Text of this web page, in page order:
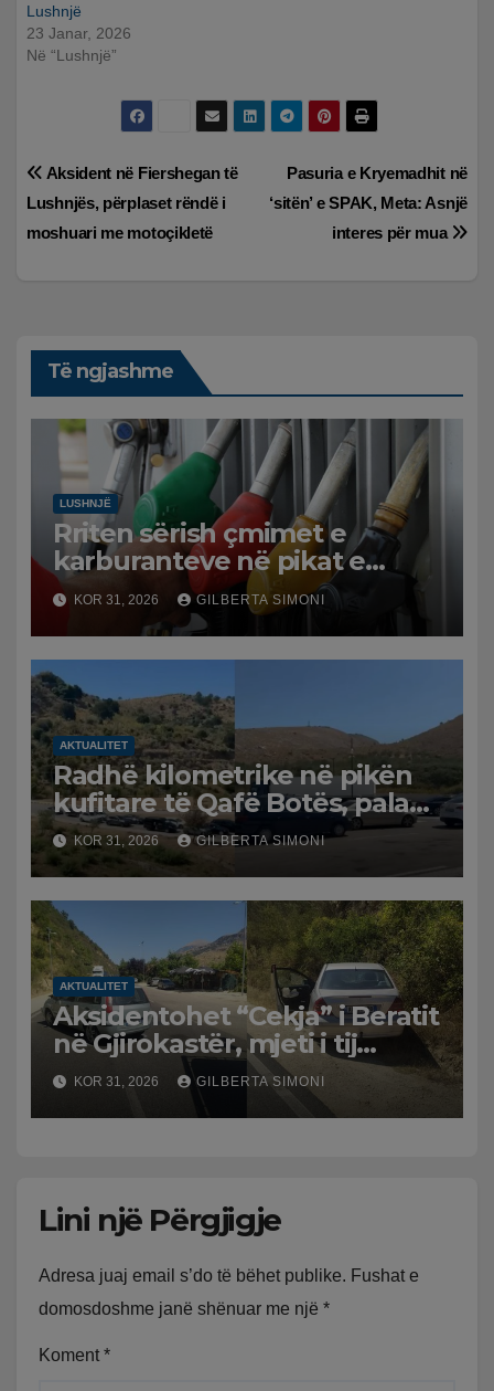
Lushnjë
23 Janar, 2026
Në “Lushnjë”
Lëvizje
te
Pasuria e Kryemadhit në
‘sitën’ e SPAK, Meta: Asnjë
interes për mua
Aksident në Fiershegan të
Lushnjës, përplaset rëndë i
moshuari me motoçikletë
Të ngjashme
LUSHNJË
Rriten sërish çmimet e
karburanteve në pikat e
karburanteve në Lushnjë.
Tensionet në Lindjen e
Mesme shtrenjtojnë naftën
dhe benzinën në vend
KOR 31, 2026 GILBERTA SIMONI
AKTUALITET
Radhë kilometrike në pikën
kufitare të Qafë Botës, pala
greke raporton defekt në
sistem, qytetarët mbeten të
bllokuar
KOR 31, 2026 GILBERTA SIMONI
AKTUALITET
Aksidentohet “Cekja” i Beratit
në Gjirokastër, mjeti i tij
përplaset me atë të klerikut
bektashian
KOR 31, 2026 GILBERTA SIMONI
Lini një Përgjigje
Adresa juaj email s’do të bëhet publike. Fushat e
domosdoshme janë shënuar me një *
Koment*